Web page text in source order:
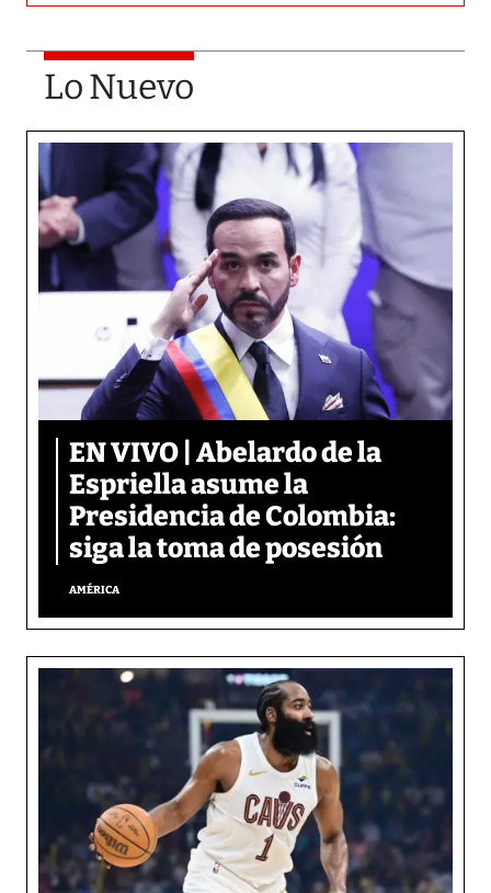
Lo Nuevo
EN VIVO | Abelardo de la
Espriella asume la
Presidencia de Colombia:
siga la toma de posesión
AMÉRICA